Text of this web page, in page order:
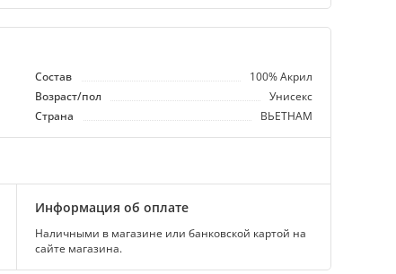
Состав
100% Акрил
Возраст/пол
Унисекс
Страна ВЬЕТНАМ
Информация об оплате
Наличными в магазине или банковской картой на
сайте магазина.